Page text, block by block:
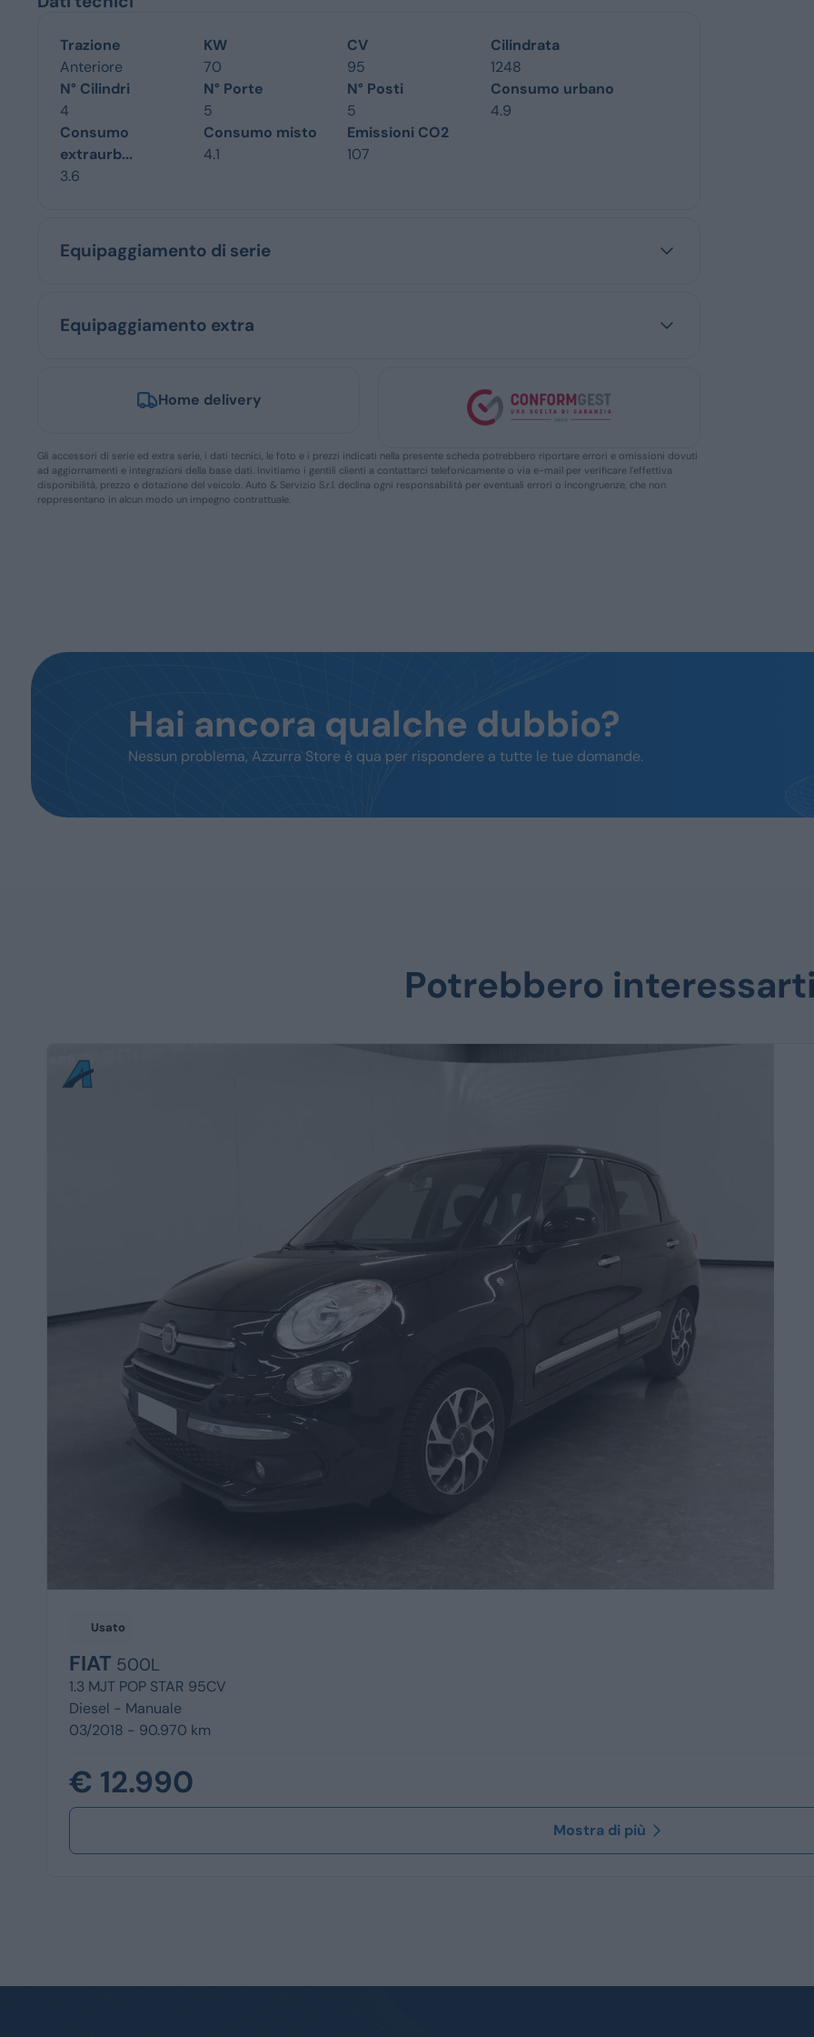
Trazione
Anteriore
KW
70
CV
95
Cilindrata
1248
N° Cilindri
4
N° Porte
5
N° Posti
5
Consumo urbano
4.9
Consumo
extraurb...
3.6
Consumo misto
4.1
Emissioni CO2
107
Equipaggiamento di serie
Equipaggiamento extra
Home delivery
Gli accessori di serie ed extra serie, i dati tecnici, le foto e i prezzi indicati nella presente scheda potrebbero riportare errori e omissioni dovuti
ad aggiornamenti e integrazioni della base dati. Invitiamo i gentili clienti a contattarci telefonicamente o via e-mail per verificare l’effettiva
disponibilità, prezzo e dotazione del veicolo. Auto & Servizio S.r.l. declina ogni responsabilità per eventuali errori o incongruenze, che non
reppresentano in alcun modo un impegno contrattuale.
Hai ancora qualche dubbio?
Nessun problema, Azzurra Store è qua per rispondere a tutte le tue domande.
Potrebbero
Usato
FIAT 500L
1.3 MJT POP STAR 95CV
Diesel - Manuale
03/2018 - 90.970 km
€ 12.990
Mostra di più